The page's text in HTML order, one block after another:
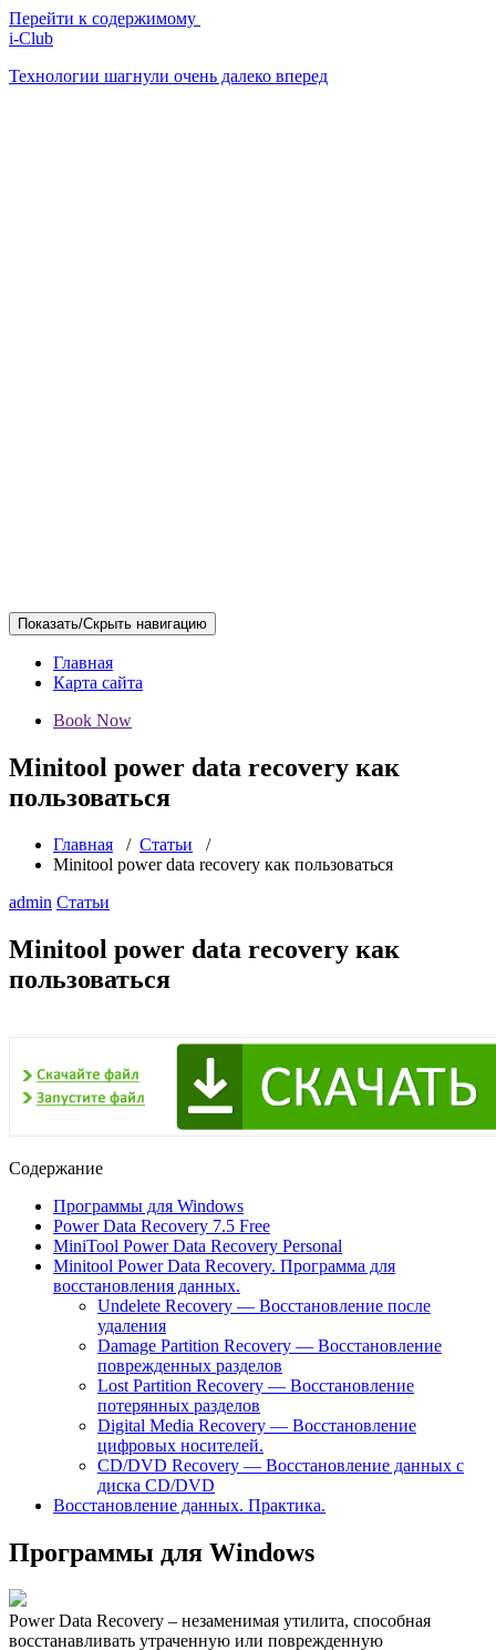
Перейти к содержимому
i-Club
Технологии шагнули очень далеко вперед
Показать/Скрыть навигацию
Главная
Карта сайта
Book Now
Minitool power data recovery как
пользоваться
Главная / Статьи /
Minitool power data recovery как пользоваться
admin Статьи
Minitool power data recovery как
пользоваться
Содержание
Программы для Windows
Power Data Recovery 7.5 Free
MiniTool Power Data Recovery Personal
Minitool Power Data Recovery. Программа для
восстановления данных.
Undelete Recovery — Восстановление после
удаления
Damage Partition Recovery — Восстановление
поврежденных разделов
Lost Partition Recovery — Восстановление
потерянных разделов
Digital Media Recovery — Восстановление
цифровых носителей.
CD/DVD Recovery — Восстановление данных с
диска CD/DVD
Восстановление данных. Практика.
Программы для Windows
Power Data Recovery – незаменимая утилита, способная
восстанавливать утраченную или поврежденную